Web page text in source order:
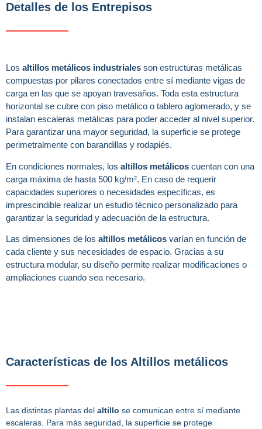
Detalles de los Entrepisos
Los altillos metálicos industriales son estructuras metálicas
compuestas por pilares conectados entre sí mediante vigas de
carga en las que se apoyan travesaños. Toda esta estructura
horizontal se cubre con piso metálico o tablero aglomerado, y se
instalan escaleras metálicas para poder acceder al nivel superior.
Para garantizar una mayor seguridad, la superficie se protege
perimetralmente con barandillas y rodapiés.
En condiciones normales, los altillos metálicos cuentan con una
carga máxima de hasta 500 kg/m². En caso de requerir
capacidades superiores o necesidades específicas, es
imprescindible realizar un estudio técnico personalizado para
garantizar la seguridad y adecuación de la estructura.
Las dimensiones de los altillos metálicos varían en función de
cada cliente y sus necesidades de espacio. Gracias a su
estructura modular, su diseño permite realizar modificaciones o
ampliaciones cuando sea necesario.
Características de los Altillos metálicos
Las distintas plantas del altillo se comunican entre sí mediante
escaleras. Para más seguridad, la superficie se protege